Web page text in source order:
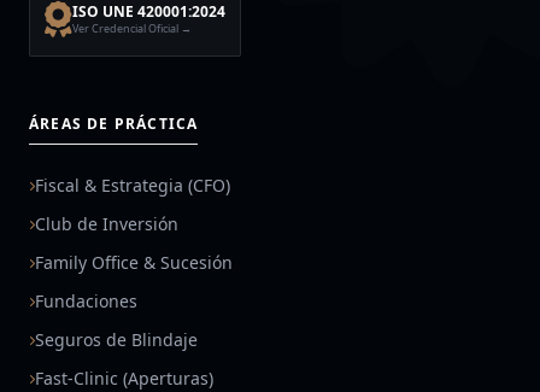
ISO UNE 420001:2024
Ver Credencial Oficial →
ÁREAS DE PRÁCTICA
Fiscal & Estrategia (CFO)
Club de Inversión
Family Office & Sucesión
Fundaciones
Seguros de Blindaje
Fast-Clinic (Aperturas)